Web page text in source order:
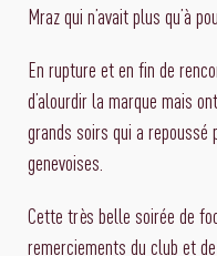
Mraz qui n’avait plus qu’à
En rupture et en fin de
d’alourdir la marque mais
grands soirs qui a
genevoises.
Cette très belle soirée de
remerciements du club et